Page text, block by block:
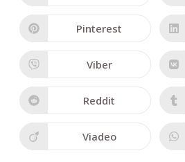
Pinterest
Viber
Reddit
Viadeo